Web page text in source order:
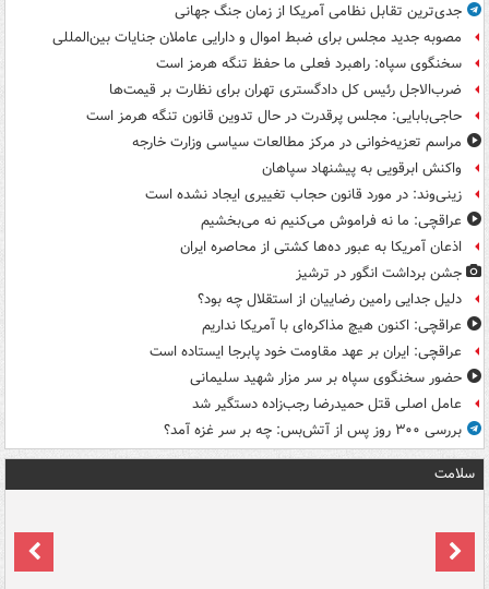
جدی‌ترین تقابل نظامی آمریکا از زمان جنگ جهانی
مصوبه جدید مجلس برای ضبط اموال و دارایی عاملان جنایات بین‌المللی
سخنگوی سپاه: راهبرد فعلی ما حفظ تنگه هرمز است
ضرب‌الاجل رئیس کل دادگستری تهران برای نظارت بر قیمت‌ها
حاجی‌بابایی: مجلس پرقدرت در حال تدوین قانون تنگه هرمز است
مراسم تعزیه‌خوانی در مرکز مطالعات سیاسی وزارت خارجه
واکنش ابرقویی به پیشنهاد سپاهان
زینی‌وند: در مورد قانون حجاب تغییری ایجاد نشده است
عراقچی: ما نه فراموش می‌کنیم نه می‌بخشیم
اذعان آمریکا به عبور ده‌ها کشتی از محاصره ایران
جشن برداشت انگور در ترشیز
دلیل جدایی رامین رضاییان از استقلال چه بود؟
عراقچی: اکنون هیچ مذاکره‌ای با آمریکا نداریم
عراقچی: ایران بر عهد مقاومت خود پابرجا ایستاده است
حضور سخنگوی سپاه بر سر مزار شهید سلیمانی
عامل اصلی قتل حمیدرضا رجب‌زاده دستگیر شد
بررسی ۳۰۰ روز پس از آتش‌بس: چه بر سر غزه آمد؟
سلامت